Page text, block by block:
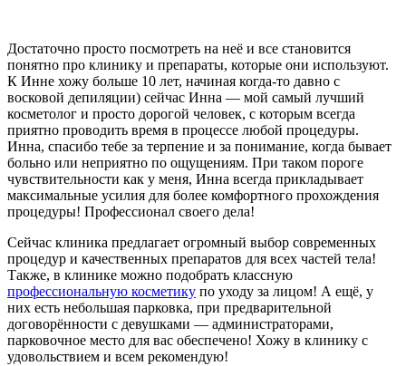
Достаточно просто посмотреть на неё и все становится
понятно про клинику и препараты, которые они используют.
К Инне хожу больше 10 лет, начиная когда-то давно с
восковой депиляции) сейчас Инна — мой самый лучший
косметолог и просто дорогой человек, с которым всегда
приятно проводить время в процессе любой процедуры.
Инна, спасибо тебе за терпение и за понимание, когда бывает
больно или неприятно по ощущениям. При таком пороге
чувствительности как у меня, Инна всегда прикладывает
максимальные усилия для более комфортного прохождения
процедуры! Профессионал своего дела!
Сейчас клиника предлагает огромный выбор современных
процедур и качественных препаратов для всех частей тела!
Также, в клинике можно подобрать классную
профессиональную косметику по уходу за лицом! А ещё, у
них есть небольшая парковка, при предварительной
договорённости с девушками — администраторами,
парковочное место для вас обеспечено! Хожу в клинику с
удовольствием и всем рекомендую!